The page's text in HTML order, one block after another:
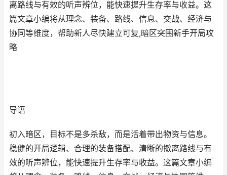
离路线与有效的听声辨位，能快速提升生存率与收益。这
篇文章小编将从理念、装备、路线、信息、交战、经济与
协同等维度，帮助新人尽快建立可复,暗区突围新手开局攻
略
导语
初入暗区，目标不是多杀敌，而是活着带出物资与信息。
稳健的开局逻辑、合理的装备搭配、清晰的撤离路线与有
效的听声辨位，能快速提升生存率与收益。这篇文章小编